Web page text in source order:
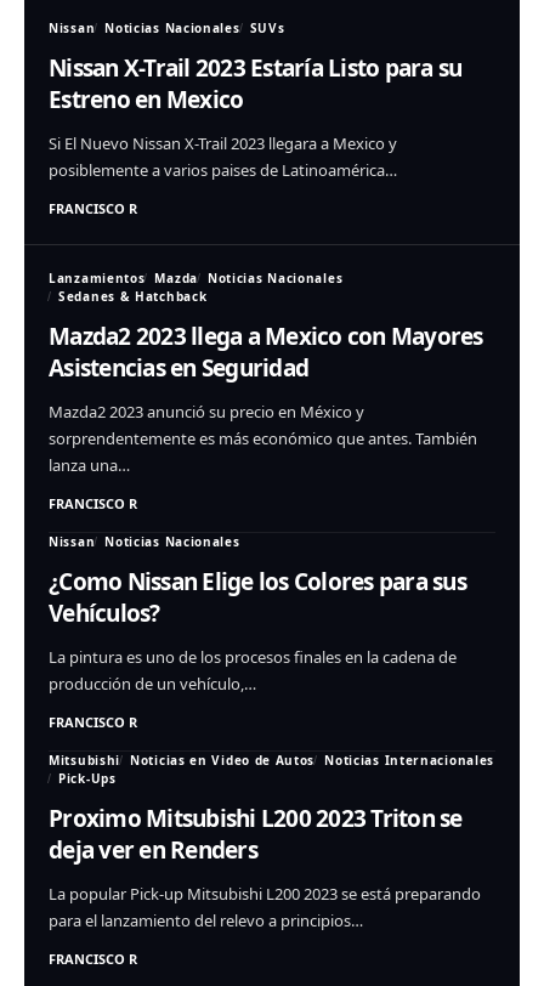
Nissan Noticias Nacionales SUVs
Nissan X-Trail 2023 Estaría Listo para su
Estreno en Mexico
Si El Nuevo Nissan X-Trail 2023 llegara a Mexico y
posiblemente a varios paises de Latinoamérica…
FRANCISCO R
Lanzamientos Mazda
Noticias Nacionales
Sedanes & Hatchback
Mazda2 2023 llega a Mexico con Mayores
Asistencias en Seguridad
Mazda2 2023 anunció su precio en México y
sorprendentemente es más económico que antes. También
lanza una…
FRANCISCO R
Nissan Noticias Nacionales
¿Como Nissan Elige los Colores para sus
Vehículos?
La pintura es uno de los procesos finales en la cadena de
producción de un vehículo,…
FRANCISCO R
Mitsubishi Noticias en Video de Autos
Noticias Internacionales
Pick-Ups
Proximo Mitsubishi L200 2023 Triton se
deja ver en Renders
La popular Pick-up Mitsubishi L200 2023 se está preparando
para el lanzamiento del relevo a principios…
FRANCISCO R